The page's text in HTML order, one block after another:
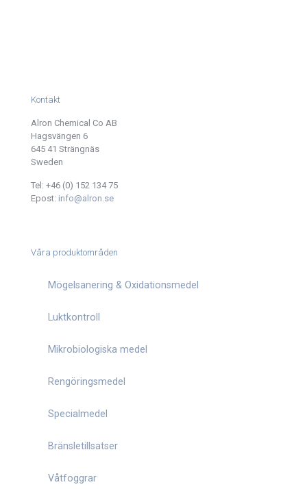
Kontakt
Alron Chemical Co AB
Hagsvängen 6
645 41 Strängnäs
Sweden
Tel: +46 (0) 152 134 75
Epost: info@alron.se
Våra produktområden
Mögelsanering & Oxidationsmedel
Luktkontroll
Mikrobiologiska medel
Rengöringsmedel
Specialmedel
Bränsletillsatser
Våtfoggrar